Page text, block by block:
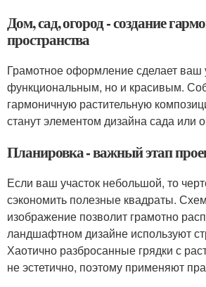
Дом, сад, огород - создание
пространства
Грамотное оформление сделает ваш
функциональным, но и красивым.
гармоничную растительную
станут элементом дизайна сада или
Планировка - важный этап
Если ваш участок небольшой, то
сэкономить полезные квадраты.
изображение позволит грамотно
ландшафтном дизайне используют
Хаотично разбросанные грядки с
не эстетично, поэтому применяют